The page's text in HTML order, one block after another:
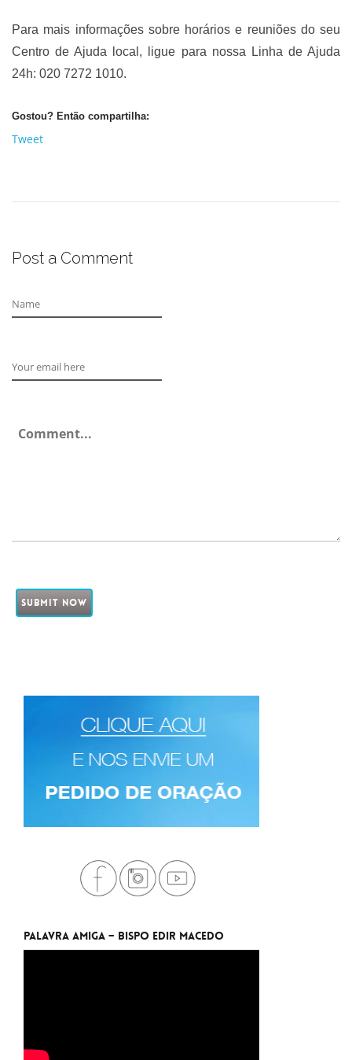
Para mais informações sobre horários e reuniões do seu
Centro de Ajuda local, ligue para nossa Linha de Ajuda
24h: 020 7272 1010.
Gostou? Então compartilha:
Tweet
Post a Comment
Palavra Amiga – Bispo Edir Macedo